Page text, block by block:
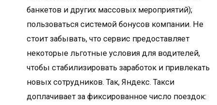
банкетов и других массовых мероприятий);
пользоваться системой бонусов компании. Не
стоит забывать, что сервис предоставляет
некоторые льготные условия для водителей,
чтобы стабилизировать заработок и привлекать
новых сотрудников. Так, Яндекс. Такси
доплачивает за фиксированное число поездок: